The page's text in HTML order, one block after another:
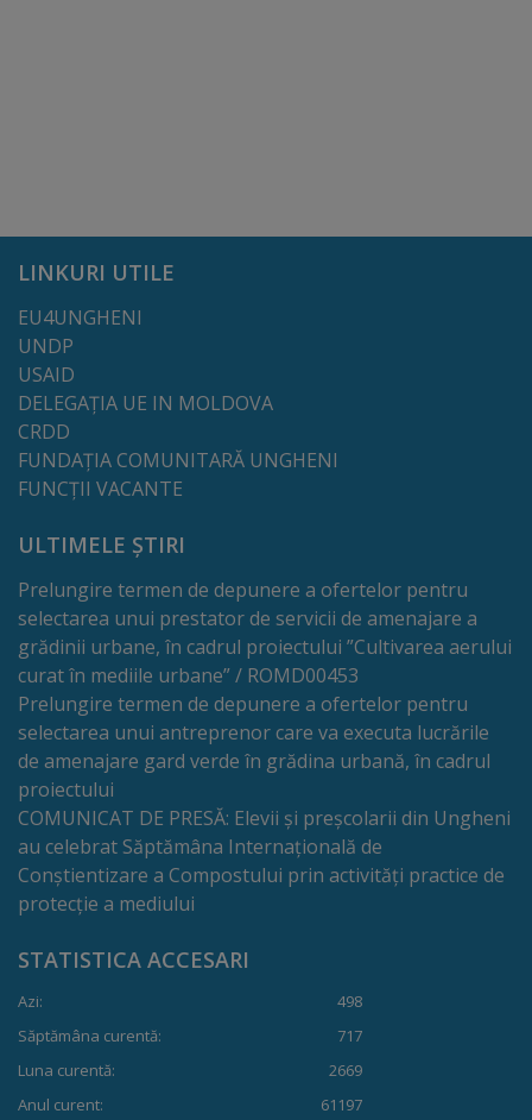
Primărie
Primar
Viceprimari
Organigrama
primăriei
Regulamentul
de
funcționare
Integritate
și
calitate
Consiliul
Municipal
Secretar
Consilieri
LINKURI UTILE
EU4UNGHENI
UNDP
USAID
DELEGAȚIA UE IN MOLDOVA
CRDD
FUNDAȚIA COMUNITARĂ UNGHENI
FUNCȚII VACANTE
ULTIMELE ȘTIRI
Prelungire termen de depunere a ofertelor pentru
selectarea unui prestator de servicii de amenajare a
grădinii urbane, în cadrul proiectului ”Cultivarea aerului
curat în mediile urbane” / ROMD00453
Prelungire termen de depunere a ofertelor pentru
selectarea unui antreprenor care va executa lucrările
de amenajare gard verde în grădina urbană, în cadrul
proiectului
COMUNICAT DE PRESĂ: Elevii și preșcolarii din Ungheni
au celebrat Săptămâna Internațională de
Conștientizare a Compostului prin activități practice de
protecție a mediului
STATISTICA ACCESARI
Azi:
498
Săptămâna curentă:
717
Luna curentă:
2669
Anul curent:
61197